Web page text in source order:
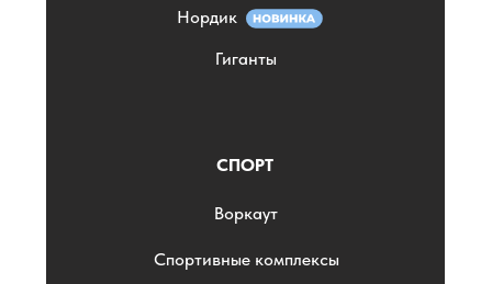
Нордик
Гиганты
СПОРТ
Воркаут
Спортивные комплексы